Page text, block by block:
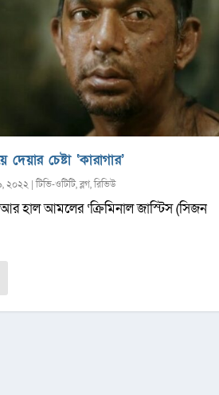
চেষ্টা ‘কারাগার’
২০২২ |টিভি-ওটিটি,ব্লগ,রিভিউ
আর হাল আমলের ‘ক্রিমিনাল জাস্টিস (সিজন